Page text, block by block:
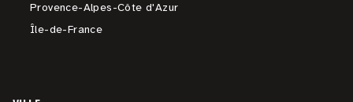
Provence-Alpes-Côte d'Azur
Île-de-France